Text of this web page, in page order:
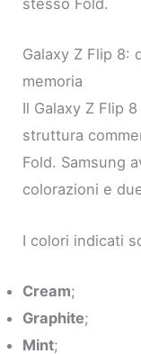
stesso Fold.
Galaxy Z Flip 8:
memoria
Il Galaxy Z Flip
struttura
Fold. Samsung
colorazioni e
I colori indicati
Cream;
Graphite;
Mint;